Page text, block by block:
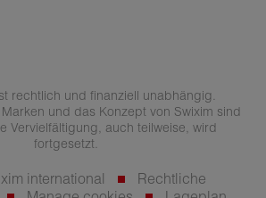
rechtlich und finanziell unabhängig.
und das Konzept von Swixim sind
Vervielfältigung, auch teilweise, wird
fortgesetzt.
international
Rechtliche